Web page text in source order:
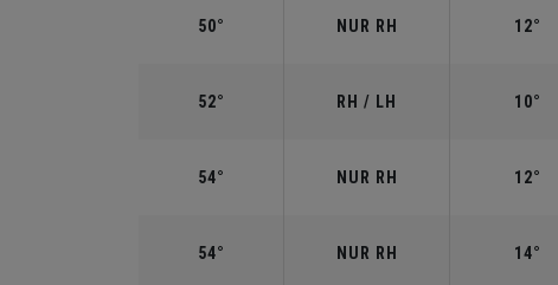
50° NUR RH 12°
52° RH / LH 10°
54° NUR RH 12°
54° NUR RH 14°